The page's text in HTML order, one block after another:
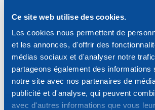
Ce site web utilise des cookies.
Les cookies nous permettent de
et les annonces, d'offrir des
médias sociaux et d'analyser notre
partageons également des informations
notre site avec nos partenaires de
publicité et d'analyse, qui peuvent
avec d'autres informations que vous
2 mm
TER04-4403DK
Vis en plastique 3 mm
100 pcs/sachet